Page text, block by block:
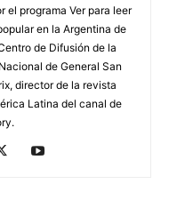
el programa Ver para leer
en la Argentina de
de Difusión de la
de General San
director de la revista
Latina del canal de